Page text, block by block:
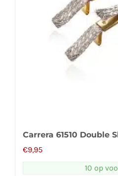
Carrera 61510 Double
€9,95
10 op